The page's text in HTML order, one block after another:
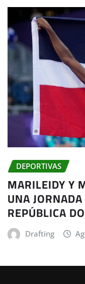
DEPORTIVAS
MARILEIDY Y
UNA
REPÚBLICA
Drafting